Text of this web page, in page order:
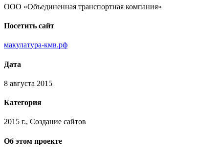
ООО «Объединенная транспортная компания»
Посетить сайт
макулатура-кмв.рф
Дата
8 августа 2015
Категория
2015 г., Создание сайтов
Об этом проекте